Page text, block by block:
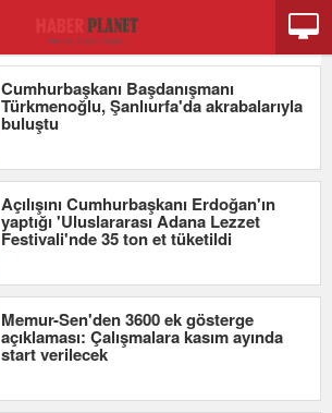
Cumhurbaşkanı Başdanışmanı
Türkmenoğlu, Şanlıurfa'da akrabalarıyla
buluştu
Açılışını Cumhurbaşkanı Erdoğan'ın
yaptığı 'Uluslararası Adana Lezzet
Festivali'nde 35 ton et tüketildi
Memur-Sen'den 3600 ek gösterge
açıklaması: Çalışmalara kasım ayında
start verilecek